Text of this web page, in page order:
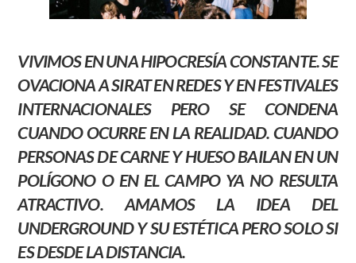
VIVIMOS EN UNA HIPOCRESÍA CONSTANTE. SE
OVACIONA ASIRATEN REDES Y EN FESTIVALES
INTERNACIONALES PERO SE CONDENA
CUANDO OCURRE EN LA REALIDAD. CUANDO
PERSONAS DE CARNE Y HUESO BAILAN EN UN
POLÍGONO O EN EL CAMPO YA NO RESULTA
ATRACTIVO. AMAMOS LA IDEA DEL
UNDERGROUNDY SU ESTÉTICA PERO SOLO SI
ES DESDE LA DISTANCIA.